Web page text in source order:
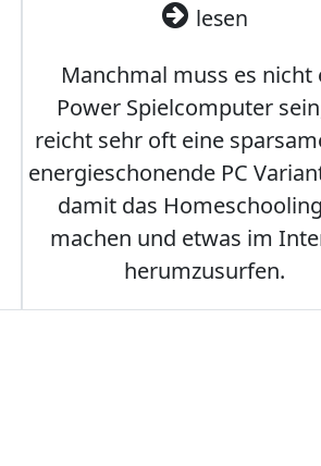
lesen
Manchmal muss es nicht
Power Spielcomputer
reicht sehr oft eine
energieschonende PC
damit das
machen und etwas im
herumzusurfen.